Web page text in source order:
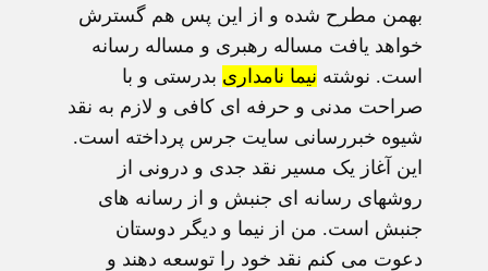
بهمن مطرح شده و از این پس هم گسترش
خواهد یافت مساله رهبری و مساله رسانه
است. نوشته نیما نامداری بدرستی و با
صراحت مدنی و حرفه ای کافی و لازم به نقد
شیوه خبررسانی سایت جرس پرداخته است.
این آغاز یک مسیر نقد جدی و درونی از
روشهای رسانه ای جنبش و از رسانه های
جنبش است. من از نیما و دیگر دوستان
دعوت می کنم نقد خود را توسعه دهند و